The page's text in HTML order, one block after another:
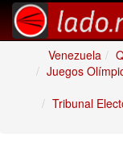
Venezuela
Juegos
Tribunal